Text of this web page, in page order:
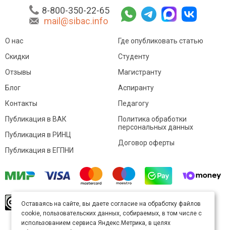
8-800-350-22-65
mail@sibac.info
О нас
Скидки
Отзывы
Блог
Контакты
Где опубликовать статью
Студенту
Магистранту
Аспиранту
Педагогу
Публикация в ВАК
Публикация в РИНЦ
Публикация в ЕГПНИ
Политика обработки
персональных данных
Договор оферты
произведение доступно полицензии Creative
Commons «Attribution» («Атрибуция») 4.0
Непортированная.
Оставаясь на сайте, вы даете согласие на обработку файлов
cookie, пользовательских данных, собираемых, в том числе с
использованием сервиса Яндекс.Метрика, в целях